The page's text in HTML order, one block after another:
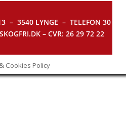
– 3540 LYNGE – TELEFON 30
– CVR: 26 29 72 22
Cookies Policy